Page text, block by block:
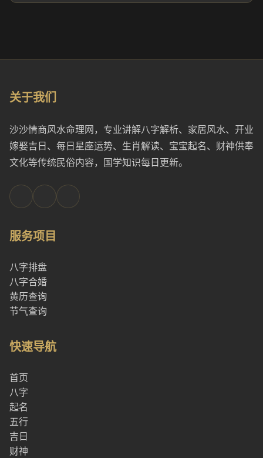
关于我们
沙沙情商风水命理网，专业讲解八字解析、家居风水、开业
嫁娶吉日、每日星座运势、生肖解读、宝宝起名、财神供奉
文化等传统民俗内容，国学知识每日更新。
服务项目
八字排盘
八字合婚
黄历查询
节气查询
快速导航
首页
八字
起名
五行
吉日
财神